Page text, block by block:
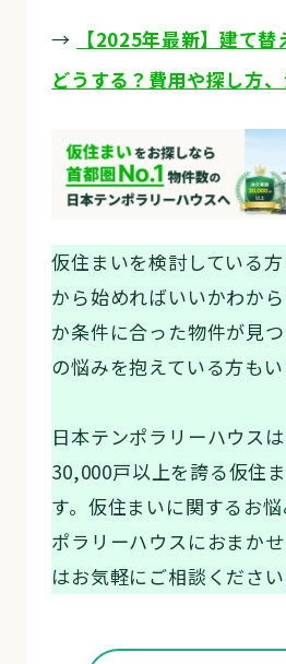
→
【2025年最新】建て
どうする？費用や探し方
仮住まいを検討している
から始めればいいかわか
か条件に合った物件が見
の悩みを抱えている方もい
日本テンポラリーハウス
30,000戸以上を誇る仮住
す。仮住まいに関するお
ポラリーハウスにおまか
はお気軽にご相談ください